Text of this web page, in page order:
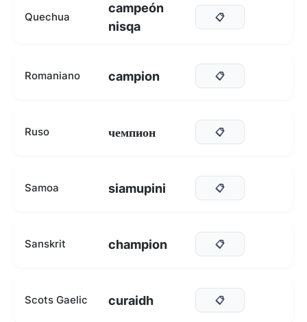
Quechua
campeón
nisqa
📋
Romaniano campion 📋
Ruso чемпион 📋
Samoa siamupini 📋
Sanskrit champion 📋
Scots Gaelic curaidh 📋